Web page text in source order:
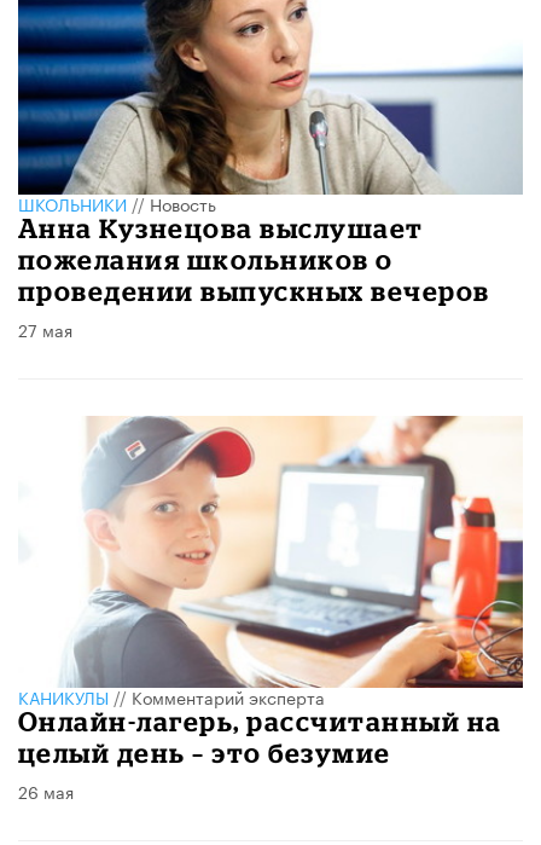
ШКОЛЬНИКИ//Новость
Анна Кузнецова выслушает
пожелания школьников о
проведении выпускных вечеров
27 мая
КАНИКУЛЫ//Комментарий эксперта
Онлайн-лагерь, рассчитанный на
целый день – это безумие
26 мая